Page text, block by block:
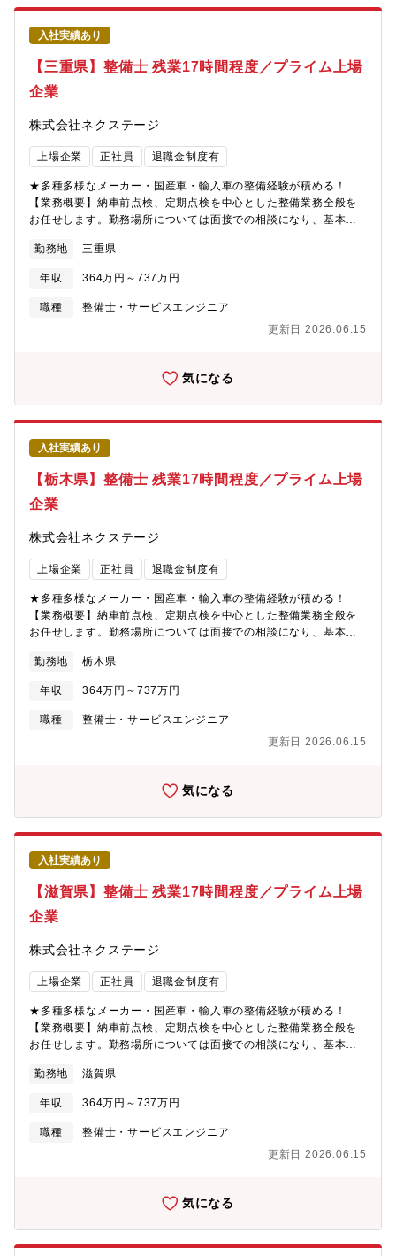
舗が増えているため新店舗のリーダーをすることもできます。最
短1～3年で工場長への昇格の可能性あり。
入社実績あり
【三重県】整備士 残業17時間程度／プライム上場
企業
株式会社ネクステージ
上場企業 正社員 退職金制度有
★多種多様なメーカー・国産車・輸入車の整備経験が積める！
【業務概要】納車前点検、定期点検を中心とした整備業務全般を
お任せします。勤務場所については面接での相談になり、基本的
て、点検業務・整備業務・各種用品取り付けを中心にお任せしま
す。具体的には業務の7割程度が点検・整備業務、残りが修理、車
検です。※重整備はほとんど外注しているため、体への負担も少
なめ【同ポジションの特徴・魅力】＜残業少な目でプライベート
かりづらいです。＜多種多様な車種でスキルアップ＞様々な車種
へのご説明もして頂くことで、ご自身のスキルも高めることが可
能＜キャリアアップのチャンスがある＞現在、複数店舗展開を行
っている同社。その為、早い段階でキャリアアップができる状態
です。若くしてリーダーになれるのも夢ではありません。新規店
舗が増えているため新店舗のリーダーをすることもできます。最
短1～3年で工場長への昇格の可能性あり。
勤務地 三重県
年収 364万円～737万円
職種
整備士・サービスエンジニア
更新日 2026.06.15
気になる
入社実績あり
【栃木県】整備士 残業17時間程度／プライム上場
企業
株式会社ネクステージ
上場企業 正社員 退職金制度有
★多種多様なメーカー・国産車・輸入車の整備経験が積める！
【業務概要】納車前点検、定期点検を中心とした整備業務全般を
お任せします。勤務場所については面接での相談になり、基本的
て、点検業務・整備業務・各種用品取り付けを中心にお任せしま
す。具体的には業務の7割程度が点検・整備業務、残りが修理、車
検です。※重整備はほとんど外注しているため、体への負担も少
なめ【同ポジションの特徴・魅力】＜残業少な目でプライベート
かりづらいです。＜多種多様な車種でスキルアップ＞様々な車種
へのご説明もして頂くことで、ご自身のスキルも高めることが可
能＜キャリアアップのチャンスがある＞現在、複数店舗展開を行
っている同社。その為、早い段階でキャリアアップができる状態
です。若くしてリーダーになれるのも夢ではありません。新規店
舗が増えているため新店舗のリーダーをすることもできます。最
短1～3年で工場長への昇格の可能性あり。
勤務地 栃木県
年収 364万円～737万円
職種
整備士・サービスエンジニア
更新日 2026.06.15
気になる
入社実績あり
【滋賀県】整備士 残業17時間程度／プライム上場
企業
株式会社ネクステージ
上場企業 正社員 退職金制度有
★多種多様なメーカー・国産車・輸入車の整備経験が積める！
【業務概要】納車前点検、定期点検を中心とした整備業務全般を
お任せします。勤務場所については面接での相談になり、基本的
て、点検業務・整備業務・各種用品取り付けを中心にお任せしま
す。具体的には業務の7割程度が点検・整備業務、残りが修理、車
検です。※重整備はほとんど外注しているため、体への負担も少
なめ【同ポジションの特徴・魅力】＜残業少な目でプライベート
かりづらいです。＜多種多様な車種でスキルアップ＞様々な車種
へのご説明もして頂くことで、ご自身のスキルも高めることが可
能＜キャリアアップのチャンスがある＞現在、複数店舗展開を行
っている同社。その為、早い段階でキャリアアップができる状態
です。若くしてリーダーになれるのも夢ではありません。新規店
勤務地 滋賀県
年収 364万円～737万円
職種
整備士・サービスエンジニア
更新日 2026.06.15
気になる